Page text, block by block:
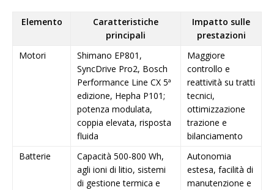
Elemento
Caratteristiche
principali
Impatto sulle
prestazioni
Motori
Shimano EP801,
SyncDrive Pro2, Bosch
Performance Line CX 5ª
edizione, Hepha P101;
potenza modulata,
coppia elevata, risposta
fluida
Maggiore
controllo e
reattività su tratti
tecnici,
ottimizzazione
trazione e
bilanciamento
Batterie
Capacità 500-800 Wh,
agli ioni di litio, sistemi
di gestione termica e
Autonomia
estesa, facilità di
manutenzione e